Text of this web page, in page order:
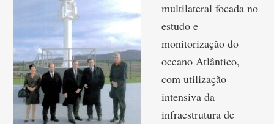
multilateral focada no
estudo e
monitorização do
oceano Atlântico,
com utilização
intensiva da
infraestrutura de